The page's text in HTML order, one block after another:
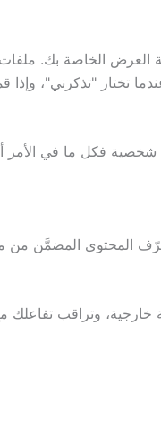
الخاصة بك. ملفات
تختار "تذكرني"،
فكل ما في الأمر
المحتوى المضمَّن من
خارجية، وتراقب